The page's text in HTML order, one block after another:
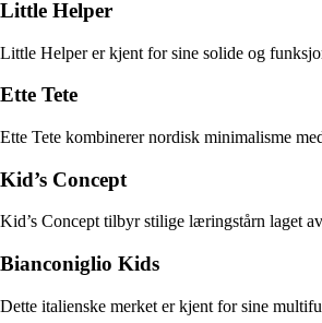
Little Helper
Little Helper er kjent for sine solide og
Ette Tete
Ette Tete kombinerer nordisk minimalisme
Kid’s Concept
Kid’s Concept tilbyr stilige læringstårn laget
Bianconiglio Kids
Dette italienske merket er kjent for sine